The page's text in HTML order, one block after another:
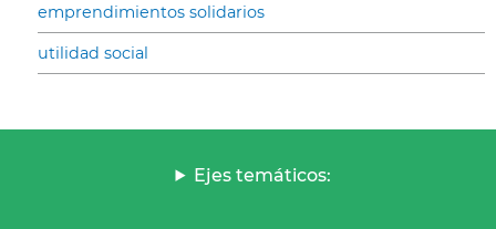
emprendimientos solidarios
utilidad social
Ejes temáticos: